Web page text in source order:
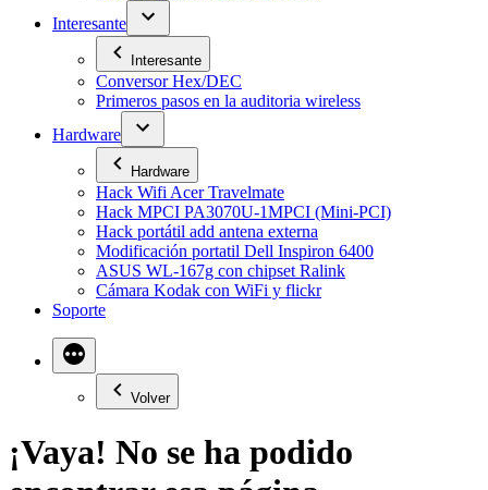
Interesante
Interesante
Conversor Hex/DEC
Primeros pasos en la auditoria wireless
Hardware
Hardware
Hack Wifi Acer Travelmate
Hack MPCI PA3070U-1MPCI (Mini-PCI)
Hack portátil add antena externa
Modificación portatil Dell Inspiron 6400
ASUS WL-167g con chipset Ralink
Cámara Kodak con WiFi y flickr
Soporte
Volver
¡Vaya! No se ha podido